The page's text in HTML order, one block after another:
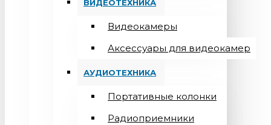
ВИДЕОТЕХНИКА
Видеокамеры
Аксессуары для видеокамер
АУДИОТЕХНИКА
Портативные колонки
Радиоприемники